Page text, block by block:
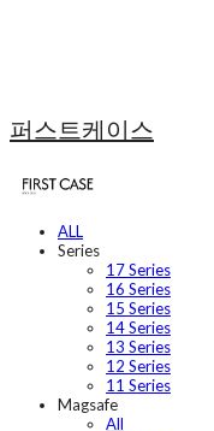
퍼스트케이스
ALL
Series
17 Series
16 Series
15 Series
14 Series
13 Series
12 Series
11 Series
Magsafe
All